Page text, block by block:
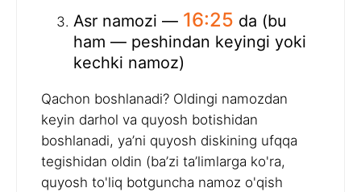
Asr namozi — 16:25 da (bu
ham — peshindan keyingi yoki
kechki namoz)
Qachon boshlanadi? Oldingi namozdan
keyin darhol va quyosh botishidan
boshlanadi, ya’ni quyosh diskining ufqqa
tegishidan oldin (ba’zi ta’limlarga ko'ra,
quyosh to'liq botguncha namoz o'qish